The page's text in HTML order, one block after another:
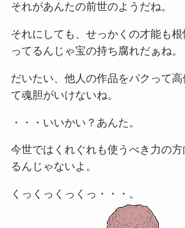
それがあんたの前世のようだね。
それにしても、せっかくの才能も
ってるんじゃ宝の持ち腐れだぁね。
だいたい、他人の作品をパクって
て魂胆がいけないね。
・・・いいかい？あんた。
今世ではくれぐれも使うべき力の方
るんじゃないよ。
くっくっくっくっ・・・。